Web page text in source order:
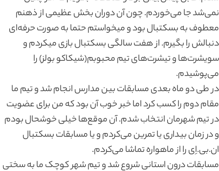
نمی‌شد جا می‌خوردم. چون آن دوران بخش عظیمی از ذهنم
معطوف به بسکتبال بود و میخواستم حتما به صورت حرفه‌ای
دنبالش را بگیرم. از هفت سالگی بسکتبال بازی میکردم و
سویشرت‌ها و تیشرت‌های تیم محبوبم(شیکاکو بولز) را
می‌پوشیدم.
در طی دو ماه بعدی مسابقات بین مدارس انجام شد و تیم ما
مقام دوم را کسب کرد اما خبر خوب آن بود که من برای عضویت
در تیم شهرمان انتخاب شدم. آن موقع‌ها خیلی خوشحال بودم
و در زمان بیداری یا تمرین می‌کردم و یا مسابقات بسکتبال
ان.بی.اِی را از ماهواره تماشا می‌کردم.
مسابقات درون استانی شروع شد و تیم شهر کوچک ما به سختی